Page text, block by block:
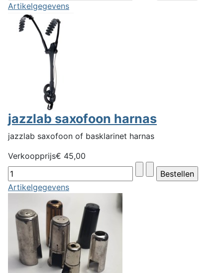
Artikelgegevens
jazzlab saxofoon harnas
jazzlab saxofoon of basklarinet harnas
Verkoopprijs€ 45,00
Artikelgegevens